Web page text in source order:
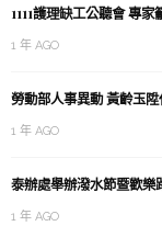
1111護理缺工公聽會 專
1 年 AGO
勞動部人事異動 黃齡玉
1 年 AGO
泰辦處舉辦潑水節暨歡樂
1 年 AGO